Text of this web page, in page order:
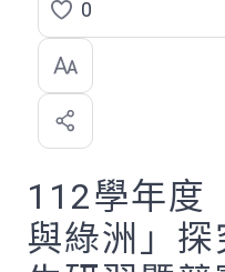
點
選
喜
歡
0
112學年度
與綠洲」